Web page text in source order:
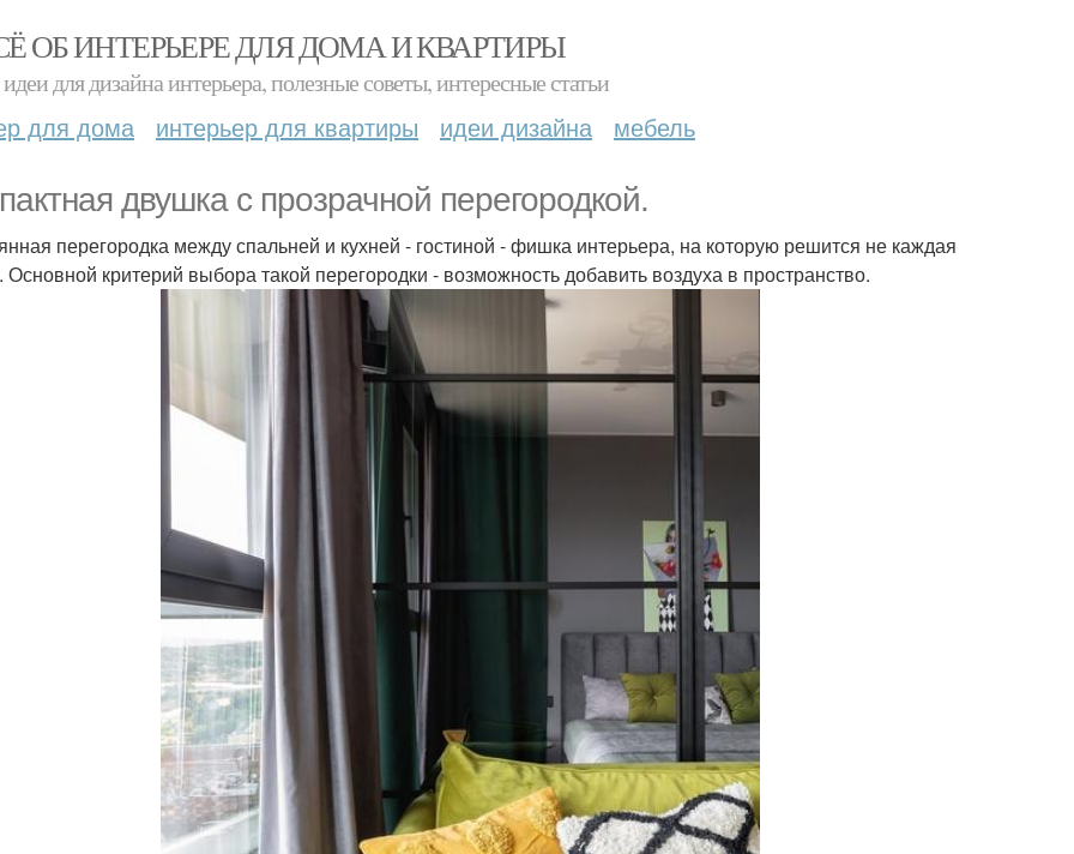
ОБ ИНТЕРЬЕРЕ ДЛЯ ДОМА И КВАРТИРЫ
для дизайна интерьера, полезные советы, интересные статьи
для дома интерьер для квартиры идеи дизайна мебель
двушка с прозрачной перегородкой.
перегородка между спальней и кухней - гостиной - фишка интерьера, на которую решится не каждая
Основной критерий выбора такой перегородки - возможность добавить воздуха в пространство.